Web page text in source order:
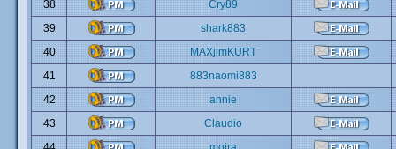
38
Cry89
39
shark883
40
MAXjimKURT
41
883naomi883
42
annie
43
Claudio